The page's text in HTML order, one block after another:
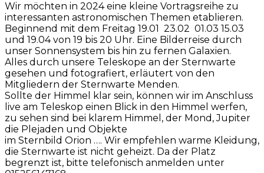
Wir möchten in 2024 eine kleine Vortragsreihe zu
interessanten astronomischen Themen etablieren.
Beginnend mit dem Freitag 19.01 23.02 01.03 15.03
und 19.04 von 19 bis 20 Uhr. Eine Bilderreise durch
unser Sonnensystem bis hin zu fernen Galaxien.
Alles durch unsere Teleskope an der Sternwarte
gesehen und fotografiert, erläutert von den
Mitgliedern der Sternwarte Menden.
Sollte der Himmel klar sein, können wir im Anschluss
live am Teleskop einen Blick in den Himmel werfen,
zu sehen sind bei klarem Himmel, der Mond, Jupiter
die Plejaden und Objekte
im Sternbild Orion …. Wir empfehlen warme Kleidung,
die Sternwarte ist nicht geheizt. Da der Platz
begrenzt ist, bitte telefonisch anmelden unter